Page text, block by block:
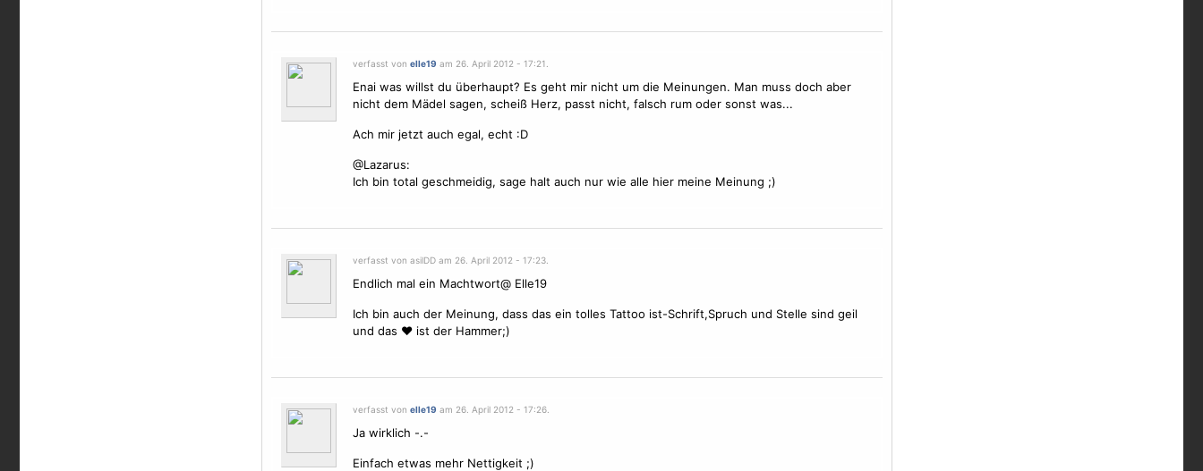
verfasst von elle19 am 26. April 2012 - 17:21.
Enai was willst du überhaupt? Es geht mir nicht um die Meinungen. Man muss doch aber
nicht dem Mädel sagen, scheiß Herz, passt nicht, falsch rum oder sonst was...
Ach mir jetzt auch egal, echt :D
@Lazarus:
Ich bin total geschmeidig, sage halt auch nur wie alle hier meine Meinung ;)
verfasst von asilDD am 26. April 2012 - 17:23.
Endlich mal ein Machtwort@ Elle19
Ich bin auch der Meinung, dass das ein tolles Tattoo ist-Schrift,Spruch und Stelle sind geil
und das ♥ ist der Hammer;)
verfasst von elle19 am 26. April 2012 - 17:26.
Ja wirklich -.-
Einfach etwas mehr Nettigkeit ;)